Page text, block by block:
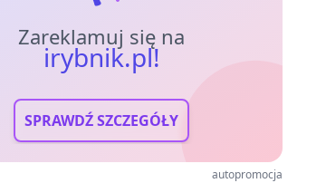
Zareklamuj się na
irybnik.pl!
SPRAWDŹ SZCZEGÓŁY
autopromocja